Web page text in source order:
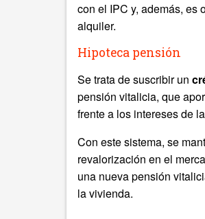
con el IPC y, además, es
alquiler.
Hipoteca pensión
Se trata de suscribir un
pensión vitalicia, que
frente a los intereses de
Con este sistema, se
revalorización en el
una nueva pensión
la vivienda.